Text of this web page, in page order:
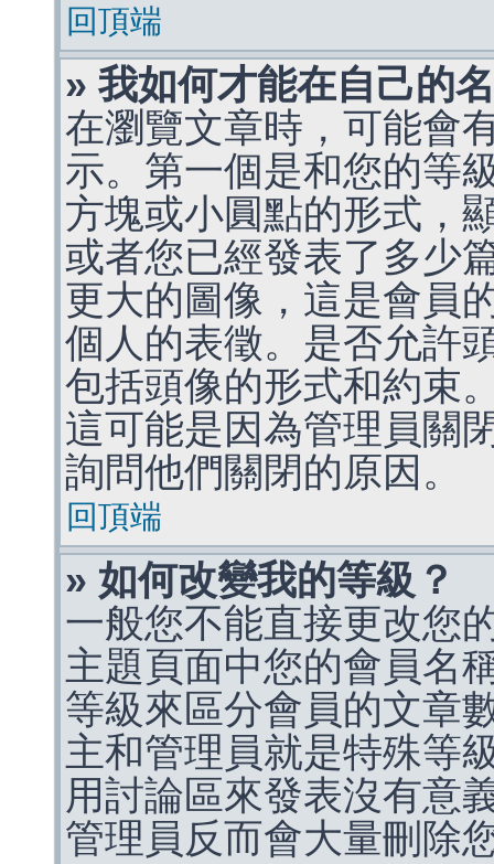
回頂端
» 我如何才能在自己的
在瀏覽文章時，可能會
示。第一個是和您的等
方塊或小圓點的形式，
或者您已經發表了多少
更大的圖像，這是會員
個人的表徵。是否允許
包括頭像的形式和約束
這可能是因為管理員關
詢問他們關閉的原因。
回頂端
» 如何改變我的等級？
一般您不能直接更改您
主題頁面中您的會員名
等級來區分會員的文章
主和管理員就是特殊等
用討論區來發表沒有意
管理員反而會大量刪除